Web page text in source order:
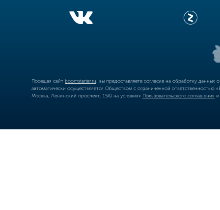
Посещая сайт boomstarter.ru , вы предоставляете согласие на обработку
автоматически осуществляется Обществом с ограниченной
Москва, Ленинский проспект, 15А) на условиях Пользовательского соглашения и